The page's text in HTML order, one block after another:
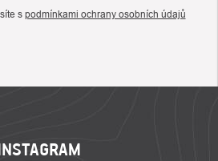
s podmínkami ochrany osobních údajů